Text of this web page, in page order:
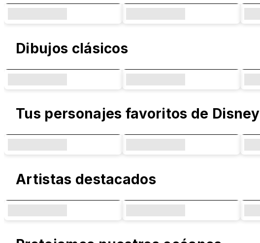
Dibujos clásicos
Tus personajes favoritos de Disney
Artistas destacados